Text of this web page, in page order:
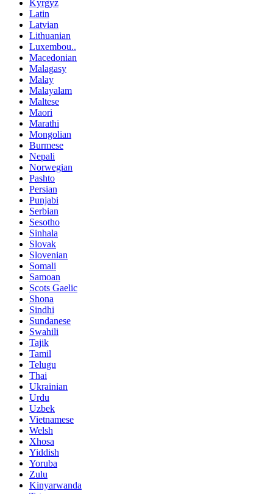
Kyrgyz
Latin
Latvian
Lithuanian
Luxembou..
Macedonian
Malagasy
Malay
Malayalam
Maltese
Maori
Marathi
Mongolian
Burmese
Nepali
Norwegian
Pashto
Persian
Punjabi
Serbian
Sesotho
Sinhala
Slovak
Slovenian
Somali
Samoan
Scots Gaelic
Shona
Sindhi
Sundanese
Swahili
Tajik
Tamil
Telugu
Thai
Ukrainian
Urdu
Uzbek
Vietnamese
Welsh
Xhosa
Yiddish
Yoruba
Zulu
Kinyarwanda